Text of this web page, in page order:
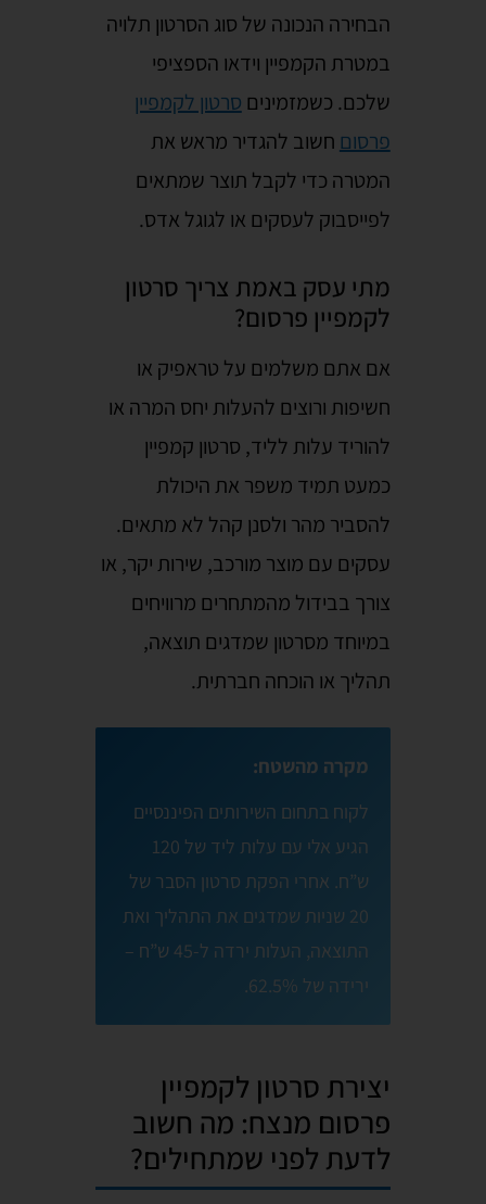
הבחירה הנכונה של סוג הסרטון תלויה
במטרת הקמפיין וידאו הספציפי
שלכם. כשמזמינים סרטון לקמפיין
פרסום חשוב להגדיר מראש את
המטרה כדי לקבל תוצר שמתאים
לפייסבוק לעסקים או לגוגל אדס.
מתי עסק באמת צריך סרטון
לקמפיין פרסום?
אם אתם משלמים על טראפיק או
חשיפות ורוצים להעלות יחס המרה או
להוריד עלות לליד, סרטון קמפיין
כמעט תמיד משפר את היכולת
להסביר מהר ולסנן קהל לא מתאים.
עסקים עם מוצר מורכב, שירות יקר, או
צורך בבידול מהמתחרים מרוויחים
במיוחד מסרטון שמדגים תוצאה,
תהליך או הוכחה חברתית.
מקרה מהשטח:
לקוח בתחום השירותים הפיננסיים
הגיע אלי עם עלות ליד של 120
ש”ח. אחרי הפקת סרטון הסבר של
20 שניות שמדגים את התהליך ואת
התוצאה, העלות ירדה ל-45 ש”ח –
ירידה של 62.5%.
יצירת סרטון לקמפיין
פרסום מנצח: מה חשוב
לדעת לפני שמתחילים?